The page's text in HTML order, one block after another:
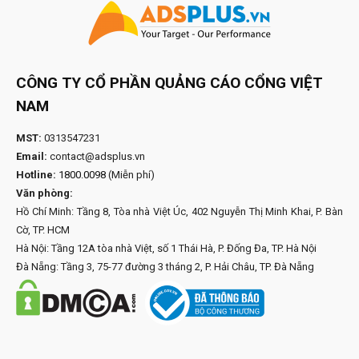
CÔNG TY CỔ PHẦN QUẢNG CÁO CỔNG VIỆT
NAM
MST: 0313547231
Email: contact@adsplus.vn
Hotline: 1800.0098 (Miễn phí)
Văn phòng:
Hồ Chí Minh: Tầng 8, Tòa nhà Việt Úc, 402 Nguyễn Thị Minh Khai, P. Bàn
Cờ, TP. HCM
Hà Nội: Tầng 12A tòa nhà Việt, số 1 Thái Hà, P. Đống Đa, TP. Hà Nội
Đà Nẵng: Tầng 3, 75-77 đường 3 tháng 2, P. Hải Châu, TP. Đà Nẵng